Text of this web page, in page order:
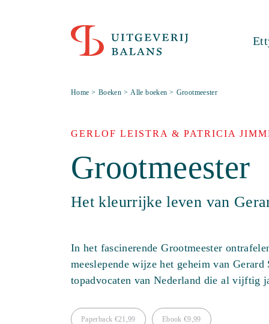
Home > Boeken > Alle boeken > Grootmeester
GERLOF LEISTRA & PATRICIA
Grootmeester
Het kleurrijke leven van
In het fascinerende Grootmeester
meeslepende wijze het geheim van Gerard
topadvocaten van Nederland die al vijftig
Paperback €21,99 Ebook €9,99